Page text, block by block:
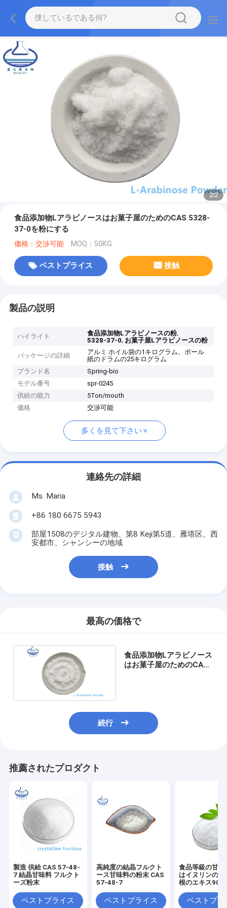
2/2
食品添加物Lアラビノースはお菓子屋のためのCAS 5328-
37-0を粉にする
価格：交渉可能 MOQ：50KG
ベストプライス 接触
製品の説明
ハイライト 食品添加物Lアラビノースの粉,
5328-37-0, お菓子屋Lアラビノースの粉
パッケージの詳細
アルミ ホイル袋の1キログラム、ボール
紙のドラムの25キログラム
ブランド名
Spring-bio
モデル番号
spr-0245
供給の能力
5Ton/mouth
価格
交渉可能
多くを見て下さい
連絡先の詳細
Ms. Maria
+86 180 6675 5943
部屋1508のデジタル建物、第8 Keji第5道、雁塔区、西
安都市、シャンシーの地域
接触
最高の価格で
食品添加物Lアラビノース
はお菓子屋のためのCAS
続行
推薦されたプロダクト
製造 供給 CAS 57-48-
7 結晶甘味料 フルクト
ーズ粉末
ベストプライス
高純度の結晶フルクト
ース甘味料の粉末 CAS
57-48-7
ベストプライス
食品等級の甘味
はイヌリンのチ
根のエキス
ベストプラ